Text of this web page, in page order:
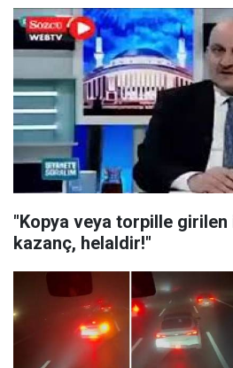
"Kopya veya torpille
kazanç, helaldir!"